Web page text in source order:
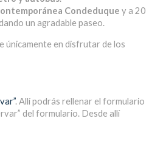
Condeduque y a 20
un agradable paseo.
únicamente en disfrutar de los
. Allí podrás rellenar el formulario
del formulario. Desde allí